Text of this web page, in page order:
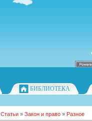
БИБЛИОТЕКА
Статьи » Закон и право » Разное